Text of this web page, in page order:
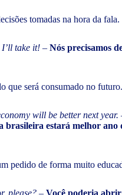
tomadas na hora da fala.
I’ll take it! – Nós precisamos
que será consumado no futuro.
will be better next year.
brasileira estará melhor ano
pedido de forma muito